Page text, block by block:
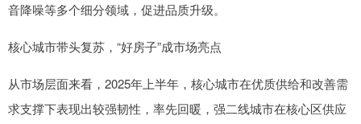
音降噪等多个细分领域，促进品质升级。
核心城市带头复苏，“好房子”成市场亮点
从市场层面来看，2025年上半年，核心城市在优质供给和改善需
求支撑下表现出较强韧性，率先回暖，强二线城市在核心区供应